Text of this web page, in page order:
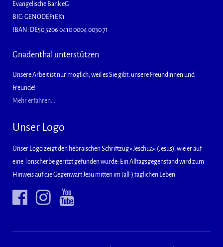
Evangelische Bank eG
BIC: GENODEF1EK1
IBAN: DE50 5206 0410 0004 0030 71
Gnadenthal unterstützen
Unsere Arbeit ist nur möglich, weil es Sie gibt, unsere Freundinnen und
Freunde!
Mehr erfahren...
Unser Logo
Unser Logo zeigt den hebräischen Schriftzug »Jeschua« (Jesus), wie er auf
eine Tonscherbe geritzt gefunden wurde: Ein Alltagsgegenstand wird zum
Hinweis auf die Gegenwart Jesu mitten im (all-) täglichen Leben.